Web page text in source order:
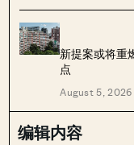
新提案或将
点
August 5, 2026
编辑内容